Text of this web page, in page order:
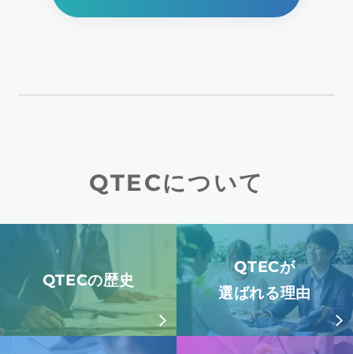
QTECについて
QTECの歴史
QTECが
選ばれる理由